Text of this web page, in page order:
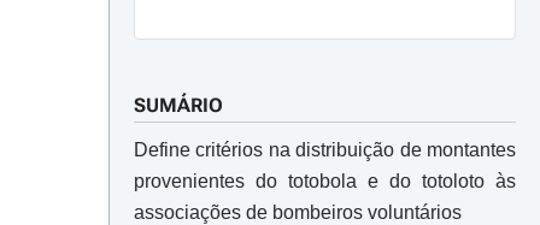
SUMÁRIO
Define critérios na distribuição de montantes
provenientes do totobola e do totoloto às
associações de bombeiros voluntários